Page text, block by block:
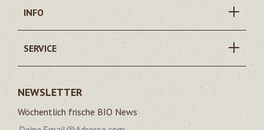
INFO
SERVICE
NEWSLETTER
Wöchentlich frische BIO News